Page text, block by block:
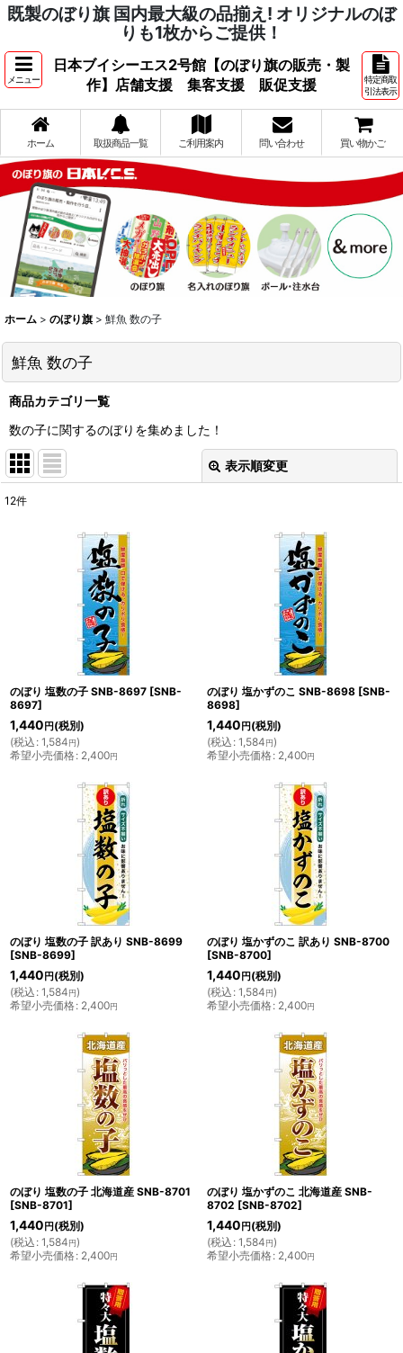
既製のぼり旗 国内最大級の品揃え! オリジナルのぼ
りも1枚からご提供！
メニュー
日本ブイシーエス2号館【のぼり旗の販売・製
作】店舗支援 集客支援 販促支援
特定商取
引法表示
ホーム 取扱商品一覧 ご利用案内 問い合わせ 買い物かご
ホーム > のぼり旗 > 鮮魚 数の子
鮮魚 数の子
商品カテゴリ一覧
数の子に関するのぼりを集めました！
表示順変更
12件
のぼり 塩数の子 SNB-8697 [SNB-
8697]
1,440 円 (税別)
(税込 : 1,584円)
希望小売価格: 2,400円
のぼり 塩かずのこ SNB-8698 [SNB-
8698]
1,440 円 (税別)
(税込 : 1,584円)
希望小売価格: 2,400円
のぼり 塩数の子 訳あり SNB-8699
[SNB-8699]
1,440 円 (税別)
(税込 : 1,584円)
希望小売価格: 2,400円
のぼり 塩かずのこ 訳あり SNB-8700
[SNB-8700]
1,440 円 (税別)
(税込 : 1,584円)
希望小売価格: 2,400円
のぼり 塩数の子 北海道産 SNB-8701
[SNB-8701]
1,440 円 (税別)
(税込 : 1,584円)
希望小売価格: 2,400円
のぼり 塩かずのこ 北海道産 SNB-
8702 [SNB-8702]
1,440 円 (税別)
(税込 : 1,584円)
希望小売価格: 2,400円